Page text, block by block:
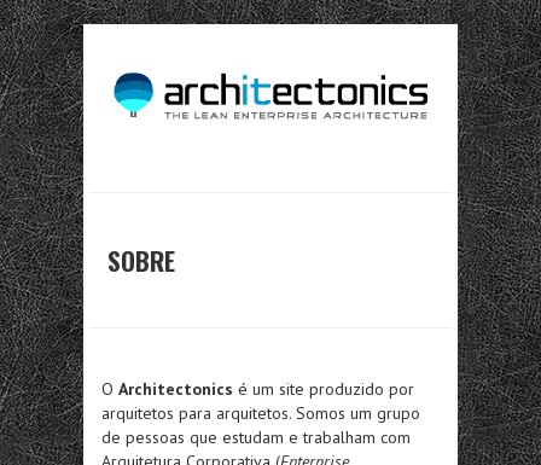
SOBRE
O Architectonics é um site produzido por
arquitetos para arquitetos. Somos um grupo
de pessoas que estudam e trabalham com